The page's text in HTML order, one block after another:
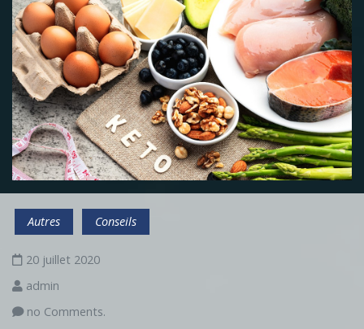
Autres Conseils
20 juillet 2020
admin
no Comments.